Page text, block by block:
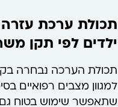
תכולת ערכת
ילדים לפי תקן
תכולת הערכה נבחרה
למגוון מצבים רפואיים
שתאפשר שימוש בטוח גם